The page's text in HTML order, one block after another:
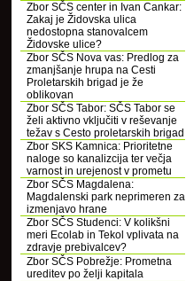
Zbor SČS center in Ivan Cankar:
Zakaj je Židovska ulica
nedostopna stanovalcem
Židovske ulice?
Zbor SČS Nova vas: Predlog za
zmanjšanje hrupa na Cesti
Proletarskih brigad je že
oblikovan
Zbor SČS Tabor: SČS Tabor se
želi aktivno vključiti v reševanje
težav s Cesto proletarskih brigad
Zbor SKS Kamnica: Prioritetne
naloge so kanalizcija ter večja
varnost in urejenost v prometu
Zbor SČS Magdalena:
Magdalenski park neprimeren za
izmenjavo hrane
Zbor SČS Studenci: V kolikšni
meri Ecolab in Tekol vplivata na
zdravje prebivalcev?
Zbor SČS Pobrežje: Prometna
ureditev po želji kapitala